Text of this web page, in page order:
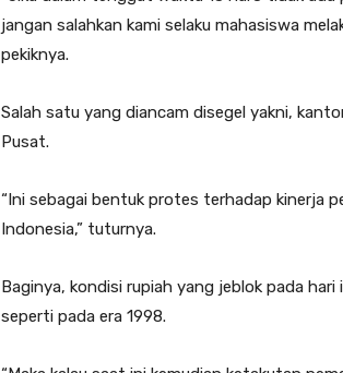
jangan salahkan kami selaku mahasiswa
pekiknya.
Salah satu yang diancam disegel yakni,
Pusat.
“Ini sebagai bentuk protes terhadap kinerja
Indonesia,” tuturnya.
Baginya, kondisi rupiah yang jeblok pada
seperti pada era 1998.